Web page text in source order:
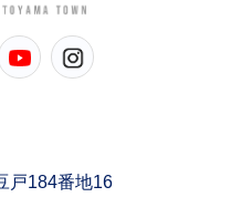
町公式Twitter
鳩山町公式Facebook
鳩山町公式
戸184番地16